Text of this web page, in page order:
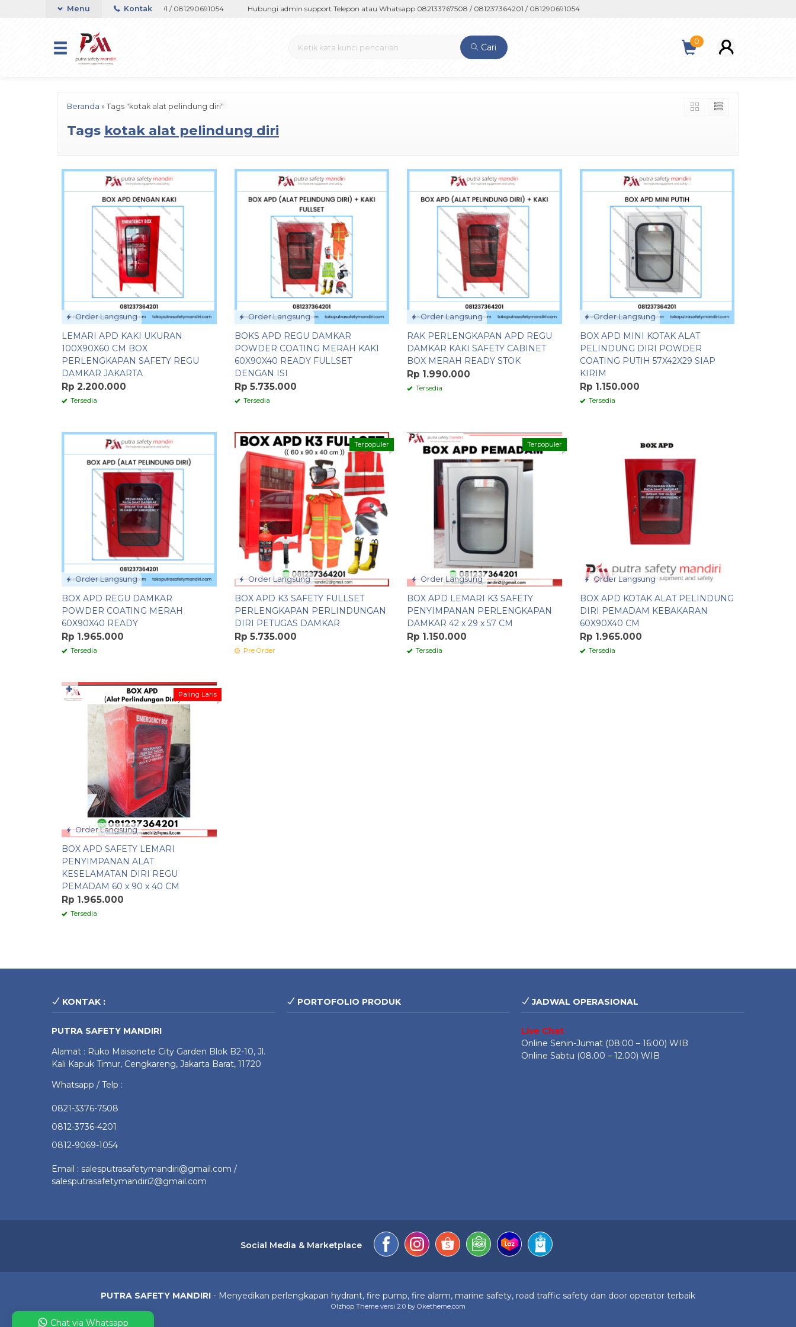
Whatsapp 082133767508 / 081237364201 / 081290691054 Hubungi admin support Telepon atau Whatsapp 082133767508 / 081237364201 / 081290691054
Menu Kontak
Cari
0
Beranda » Tags "kotak alat pelindung diri"
Tags kotak alat pelindung diri
Order Langsung
LEMARI APD KAKI UKURAN
100X90X60 CM BOX
PERLENGKAPAN SAFETY REGU
DAMKAR JAKARTA
Rp 2.200.000
Tersedia
Order Langsung
BOKS APD REGU DAMKAR
POWDER COATING MERAH KAKI
60X90X40 READY FULLSET
DENGAN ISI
Rp 5.735.000
Tersedia
Order Langsung
RAK PERLENGKAPAN APD REGU
DAMKAR KAKI SAFETY CABINET
BOX MERAH READY STOK
Rp 1.990.000
Tersedia
Order Langsung
BOX APD MINI KOTAK ALAT
PELINDUNG DIRI POWDER
COATING PUTIH 57X42X29 SIAP
KIRIM
Rp 1.150.000
Tersedia
Order Langsung
BOX APD REGU DAMKAR
POWDER COATING MERAH
60X90X40 READY
Rp 1.965.000
Tersedia
Order Langsung
Terpopuler
BOX APD K3 SAFETY FULLSET
PERLENGKAPAN PERLINDUNGAN
DIRI PETUGAS DAMKAR
Rp 5.735.000
Pre Order
Order Langsung
Terpopuler
BOX APD LEMARI K3 SAFETY
PENYIMPANAN PERLENGKAPAN
DAMKAR 42 x 29 x 57 CM
Rp 1.150.000
Tersedia
Order Langsung
BOX APD KOTAK ALAT PELINDUNG
DIRI PEMADAM KEBAKARAN
60X90X40 CM
Rp 1.965.000
Tersedia
Order Langsung
Paling Laris
BOX APD SAFETY LEMARI
PENYIMPANAN ALAT
KESELAMATAN DIRI REGU
PEMADAM 60 x 90 x 40 CM
Rp 1.965.000
Tersedia
✚
KONTAK :
PUTRA SAFETY MANDIRI
Alamat : Ruko Maisonete City Garden Blok B2-10, Jl.
Kali Kapuk Timur, Cengkareng, Jakarta Barat, 11720
Whatsapp / Telp :
0821-3376-7508
0812-3736-4201
0812-9069-1054
Email : salesputrasafetymandiri@gmail.com /
salesputrasafetymandiri2@gmail.com
PORTOFOLIO PRODUK JADWAL OPERASIONAL
Live Chat
Online Senin-Jumat (08:00 – 16:00) WIB
Online Sabtu (08.00 – 12.00) WIB
Social Media & Marketplace
PUTRA SAFETY MANDIRI - Menyedikan perlengkapan hydrant, fire pump, fire alarm, marine safety, road traffic safety dan door operator terbaik
Olzhop Themeversi 2.0 by Oketheme.com
Chat via Whatsapp